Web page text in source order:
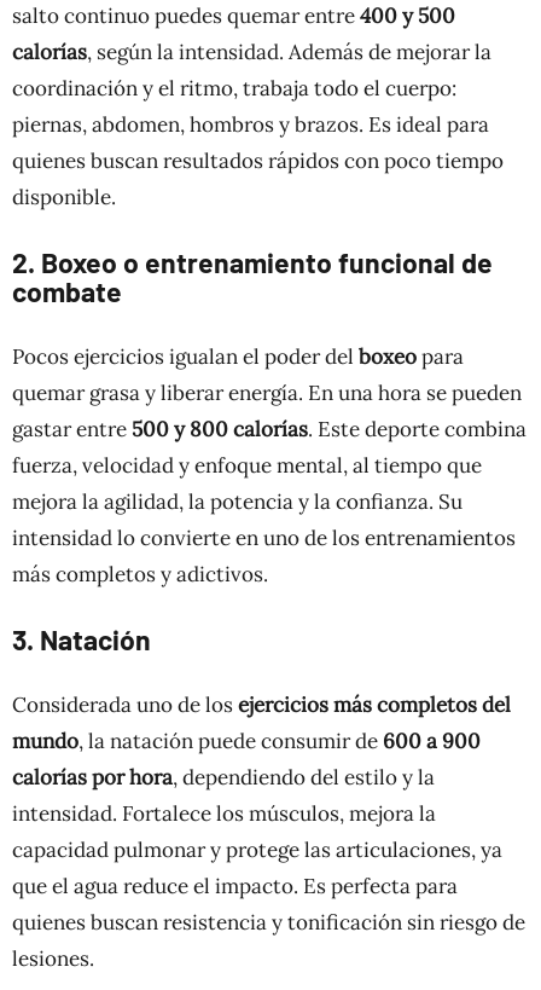
salto continuo puedes quemar entre400 y 500
calorías, según la intensidad. Además de mejorar la
coordinación y el ritmo, trabaja todo el cuerpo:
piernas, abdomen, hombros y brazos. Es ideal para
quienes buscan resultados rápidos con poco tiempo
disponible.
2. Boxeo o entrenamiento funcional de
combate
Pocos ejercicios igualan el poder del boxeopara
quemar grasa y liberar energía. En una hora se pueden
gastar entre 500 y 800 calorías. Este deporte combina
fuerza, velocidad y enfoque mental, al tiempo que
mejora la agilidad, la potencia y la confianza. Su
intensidad lo convierte en uno de los entrenamientos
más completos y adictivos.
3. Natación
Considerada uno de losejercicios más completos del
mundo, la natación puede consumir de 600 a 900
calorías por hora, dependiendo del estilo y la
intensidad. Fortalece los músculos, mejora la
capacidad pulmonar y protege las articulaciones, ya
que el agua reduce el impacto. Es perfecta para
quienes buscan resistencia y tonificación sin riesgo de
lesiones.